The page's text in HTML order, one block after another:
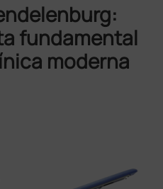
fundamental
moderna